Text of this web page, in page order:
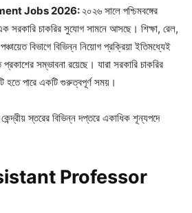
Jobs 2026: ২০২৬ সালে পশ্চিমবঙ্গের
সরকারি চাকরির সুযোগ সামনে আসছে। শিক্ষা, রেল,
বিভাগে বিভিন্ন নিয়োগ প্রক্রিয়া ইতিমধ্যেই
সম্ভাবনা রয়েছে। যারা সরকারি চাকরির
হতে পারে একটি গুরুত্বপূর্ণ সময়।
স্তরের বিভিন্ন দপ্তরে একাধিক শূন্যপদে
Professor